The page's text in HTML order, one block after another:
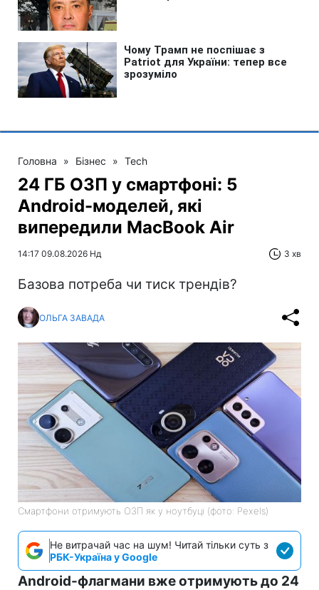
Головна » Бізнес » Tech
24 ГБ ОЗП у смартфоні: 5
Android-моделей, які
випередили MacBook Air
14:17 09.08.2026 Нд 3 хв
Базова потреба чи тиск трендів?
ОЛЬГА ЗАВАДА
Смартфони отримують ОЗП як у ноутбуці (фото: Pexels)
Не витрачай час на шум! Читай тільки суть з
РБК-Україна у Google
Android-флагмани вже отримують до 24